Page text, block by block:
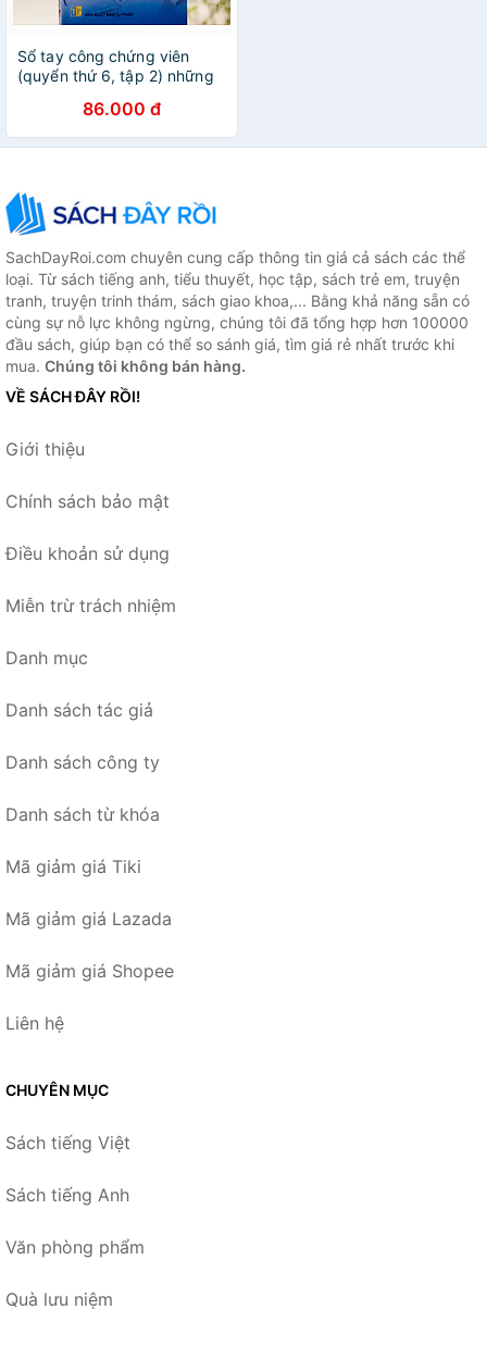
Sổ tay công chứng viên
(quyển thứ 6, tập 2) những
chứng một số loại giao dịch
khác
86.000 đ
SachDayRoi.com chuyên cung cấp thông tin giá cả sách các thể
loại. Từ sách tiếng anh, tiểu thuyết, học tập, sách trẻ em, truyện
tranh, truyện trinh thám, sách giao khoa,... Bằng khả năng sẵn có
cùng sự nỗ lực không ngừng, chúng tôi đã tổng hợp hơn 100000
đầu sách, giúp bạn có thể so sánh giá, tìm giá rẻ nhất trước khi
mua. Chúng tôi không bán hàng.
VỀ SÁCH ĐÂY RỒI!
Giới thiệu
Chính sách bảo mật
Điều khoản sử dụng
Miễn trừ trách nhiệm
Danh mục
Danh sách tác giả
Danh sách công ty
Danh sách từ khóa
Mã giảm giá Tiki
Mã giảm giá Lazada
Mã giảm giá Shopee
Liên hệ
CHUYÊN MỤC
Sách tiếng Việt
Sách tiếng Anh
Văn phòng phẩm
Quà lưu niệm